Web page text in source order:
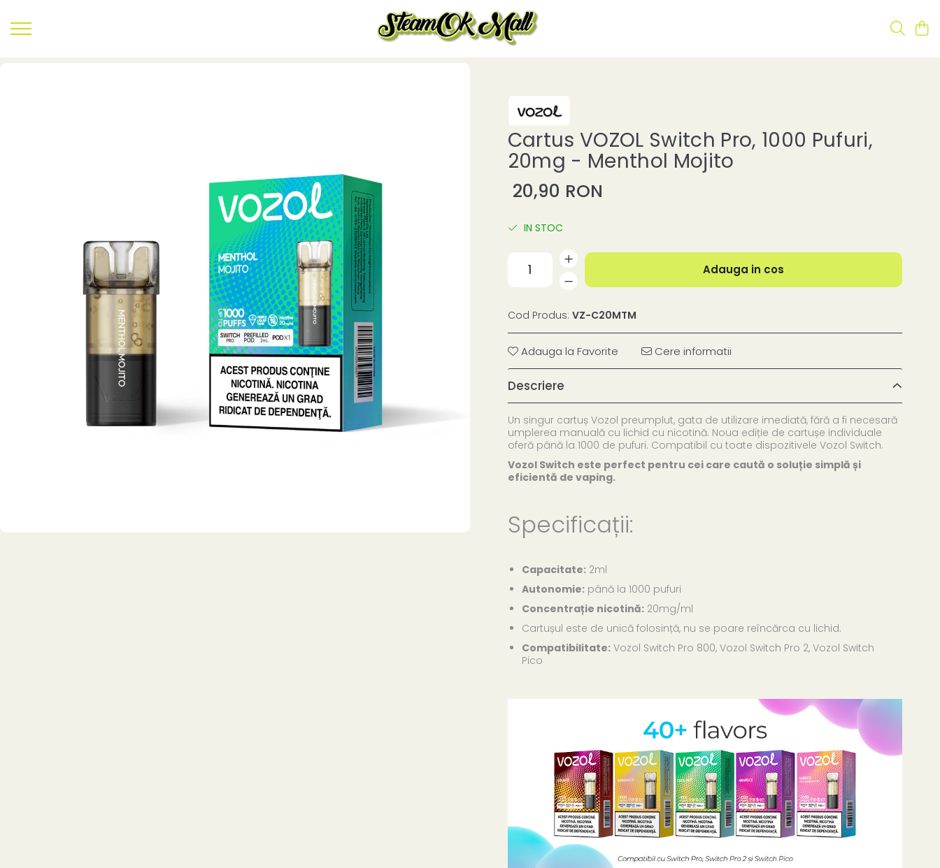
Cartus VOZOL Switch Pro, 1000 Pufuri,
20mg - Menthol Mojito
20,90 RON
IN STOC
Adauga in cos
Cod Produs: VZ-C20MTM
Adauga la Favorite Cere informatii
Descriere
Un singur cartuș Vozol preumplut, gata de utilizare imediată, fără a fi necesară
umplerea manuală cu lichid cu nicotină. Noua ediție de cartușe individuale
oferă până la 1000 de pufuri. Compatibil cu toate dispozitivele Vozol Switch.
Vozol Switch este perfect pentru cei care caută o soluție simplă și
eficientă de vaping.
Specificații:
Capacitate:2ml
Autonomie:până la 1000 pufuri
Concentrație nicotină:20mg/ml
Cartușul este de unică folosință, nu se poare reîncărca cu lichid.
Compatibilitate:Vozol Switch Pro 800, Vozol Switch Pro 2, Vozol Switch
Pico